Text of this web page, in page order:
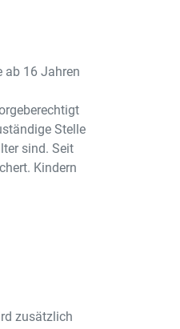
ab 16 Jahren
Stelle
sind. Seit
Kindern
zusätzlich